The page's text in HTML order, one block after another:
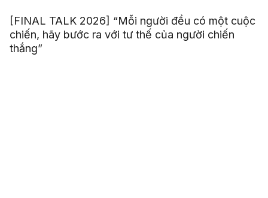
[FINAL TALK 2026] “Mỗi người đều có một cuộc
chiến, hãy bước ra với tư thế của người chiến
thắng”